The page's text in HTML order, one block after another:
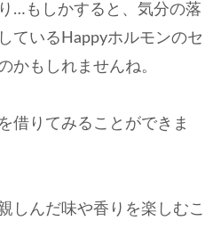
…もしかすると、気分の落
ているHappyホルモンのセ
かもしれませんね。
借りてみることができま
しんだ味や香りを楽しむこ